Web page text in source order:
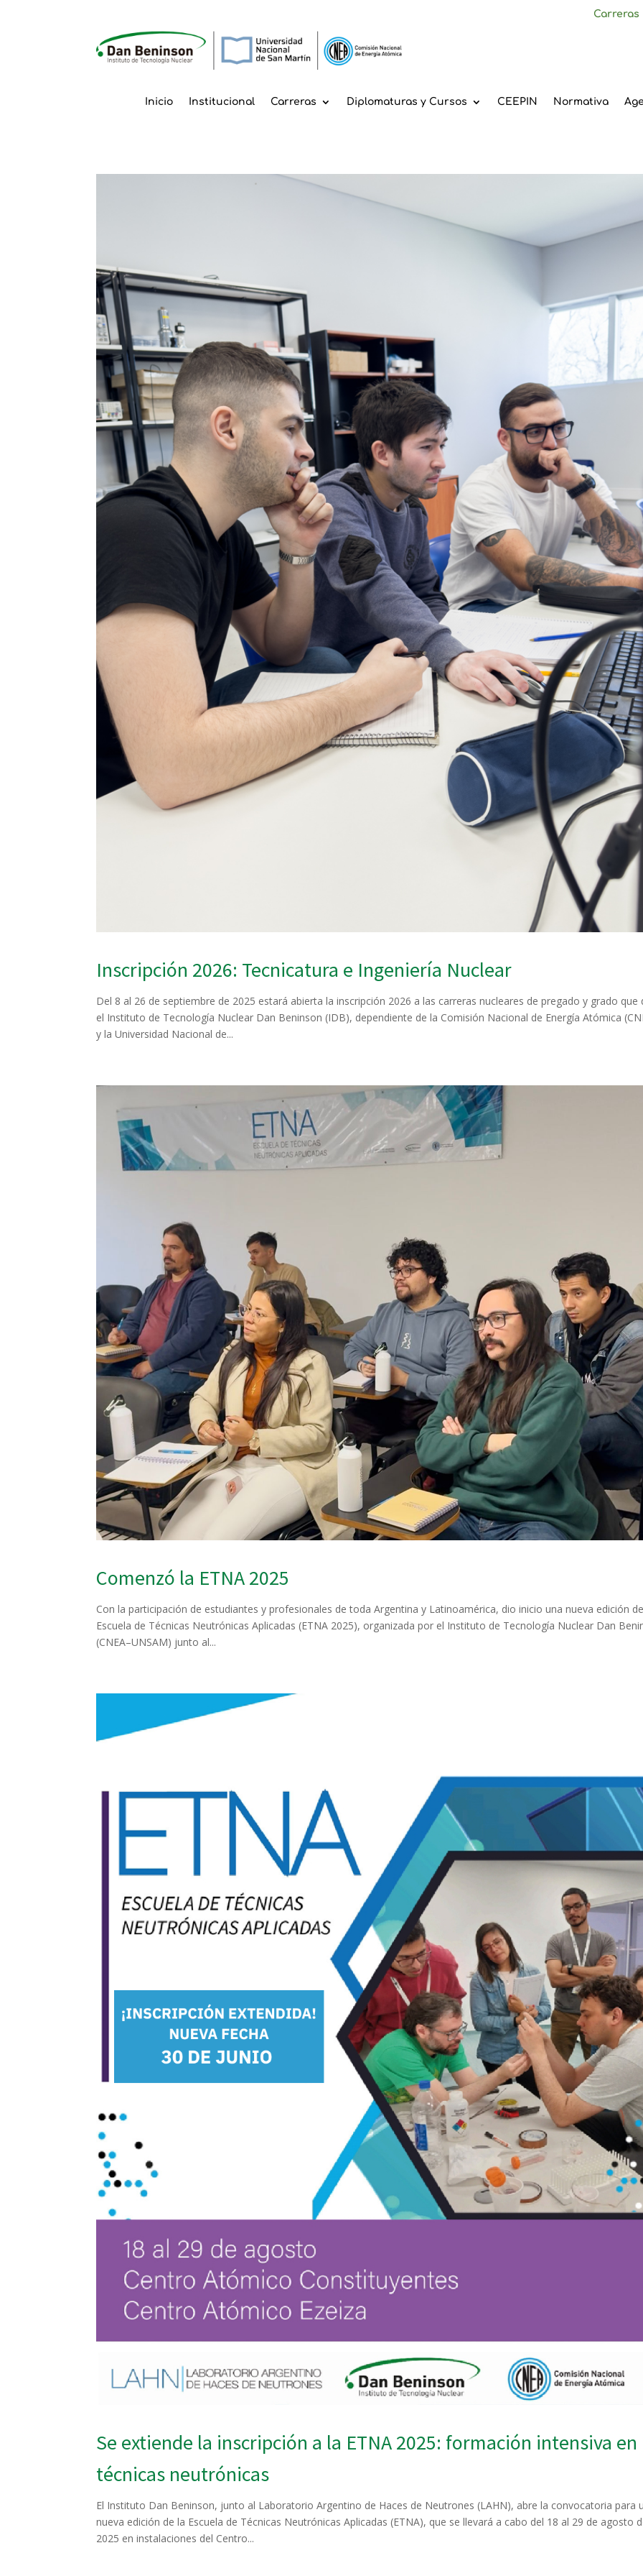
Carreras
Inicio Institucional Carreras Diplomaturas y Cursos CEEPIN Normativa
Inscripción 2026: Tecnicatura e Ingeniería Nuclear
Del 8 al 26 de septiembre de 2025 estará abierta la inscripción 2026 a las carreras nucleares de pregado y grado que
el Instituto de Tecnología Nuclear Dan Beninson (IDB), dependiente de la Comisión Nacional de Energía Atómica
y la Universidad Nacional de...
Comenzó la ETNA 2025
Con la participación de estudiantes y profesionales de toda Argentina y Latinoamérica, dio inicio una nueva edición
Escuela de Técnicas Neutrónicas Aplicadas (ETNA 2025), organizada por el Instituto de Tecnología Nuclear Dan
(CNEA–UNSAM) junto al...
Se extiende la inscripción a la ETNA 2025: formación intensiva en
técnicas neutrónicas
El Instituto Dan Beninson, junto al Laboratorio Argentino de Haces de Neutrones (LAHN), abre la convocatoria para
nueva edición de la Escuela de Técnicas Neutrónicas Aplicadas (ETNA), que se llevará a cabo del 18 al 29 de agosto
2025 en instalaciones del Centro...